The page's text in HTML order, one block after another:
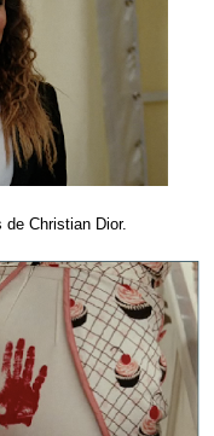
de Christian Dior.